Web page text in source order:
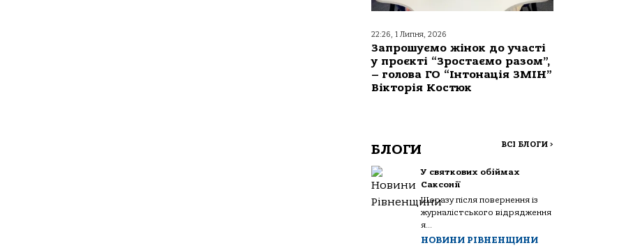
22:26, 1 Липня, 2026
Запрошуємо жінок до участі
у проєкті “Зростаємо разом”,
– голова ГО “Інтонація ЗМІН”
Вікторія Костюк
БЛОГИ ВСІ БЛОГИ >
У святкових обіймах
Саксонії
Щоразу після повернення із
журналістського відрядження
я...
НОВИНИ РІВНЕНЩИНИ